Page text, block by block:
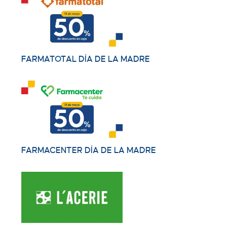
FARMATOTAL DÍA DE LA MADRE
FARMACENTER DÍA DE LA MADRE